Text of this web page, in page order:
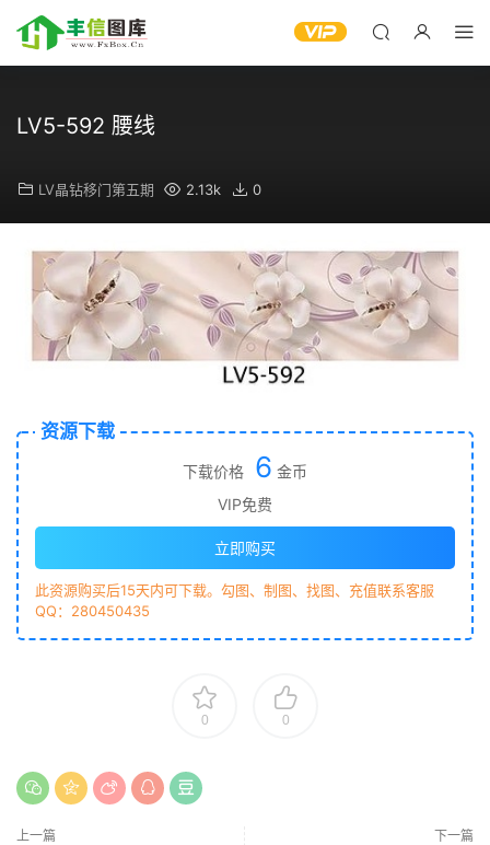
LV5-592 腰线
LV晶钻移门第五期 2.13k 0
资源下载
下载价格 6 金币
VIP免费
立即购买
此资源购买后15天内可下载。勾图、制图、找图、充值联系客服
QQ：280450435
0 0
上一篇 下一篇